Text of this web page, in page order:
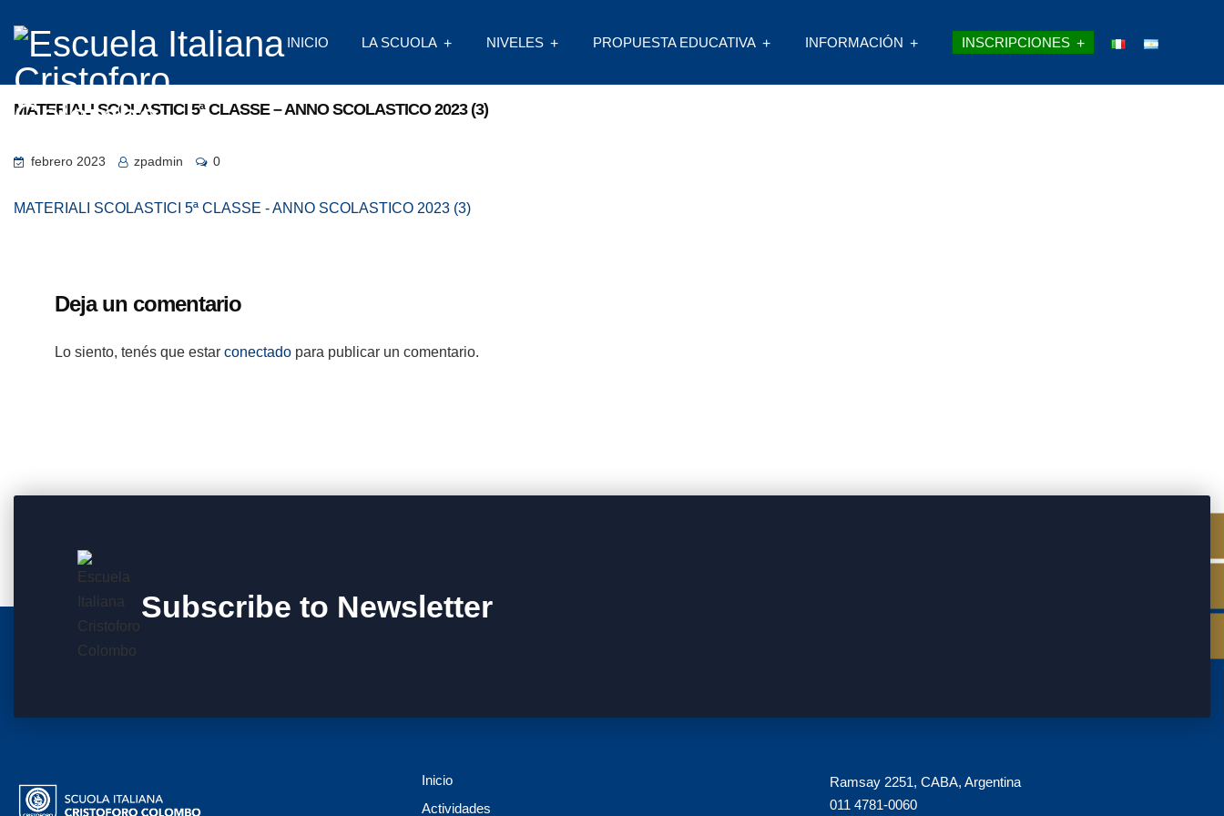
INICIO LA SCUOLA NIVELES PROPUESTA EDUCATIVA INFORMACIÓN INSCRIPCIONES
MATERIALI SCOLASTICI 5ª CLASSE – ANNO SCOLASTICO 2023 (3)
febrero 2023 zpadmin 0
MATERIALI SCOLASTICI 5ª CLASSE - ANNO SCOLASTICO 2023 (3)
Deja un comentario
Lo siento, tenés que estar conectado para publicar un comentario.
Subscribe to Newsletter
Inicio
Actividades
Ramsay 2251, CABA, Argentina
011 4781-0060